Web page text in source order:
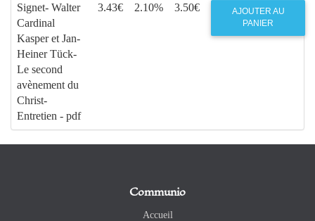
Signet- Walter
Cardinal
Kasper et Jan-
Heiner Tück-
Le second
avènement du
Christ-
Entretien - pdf
3.43€ 2.10% 3.50€
AJOUTER AU
PANIER
Communio
Accueil